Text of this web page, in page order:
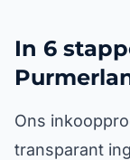
In 6
Ons
transparant